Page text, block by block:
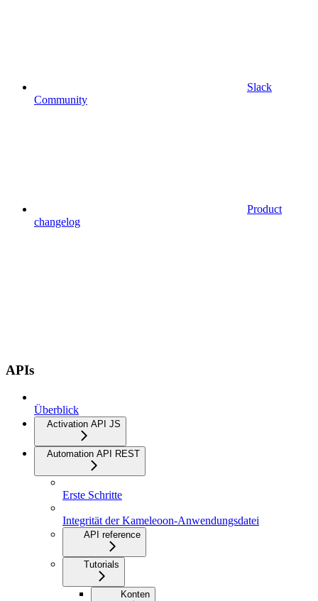
Slack
Community
Product
changelog
APIs
Überblick
Activation API JS
Automation API REST
Erste Schritte
Integrität der Kameleoon-Anwendungsdatei
API reference
Tutorials
Konten